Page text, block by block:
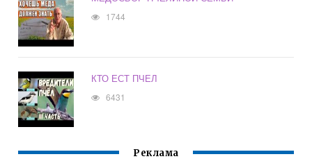
1744
КТО ЕСТ ПЧЕЛ
6431
Реклама